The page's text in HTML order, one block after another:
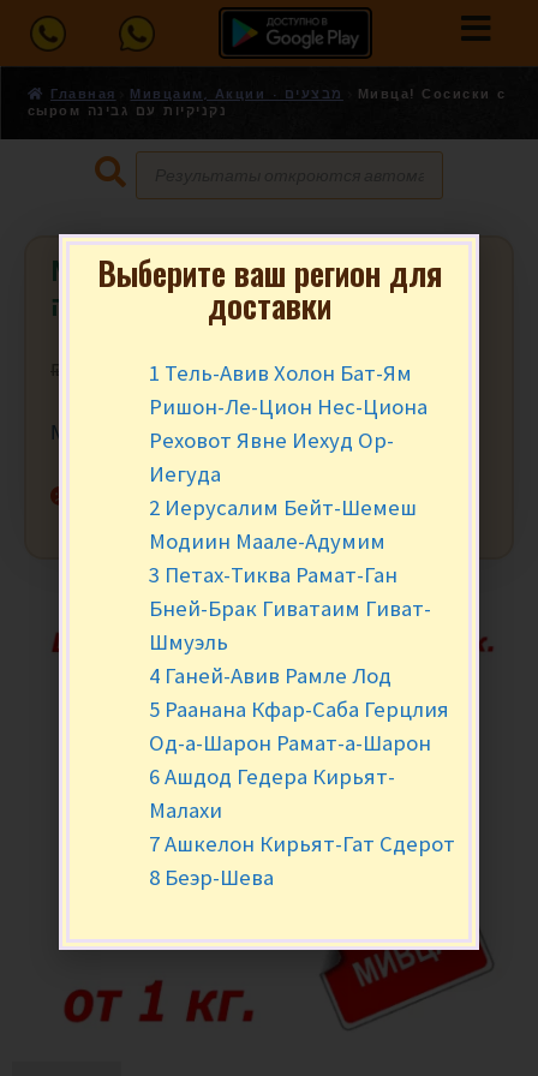
Главная Мивцаим, Акции - מבצעים
Мивца! Сосиски с
сыром נקניקיות עם גבינה
Мивца! Сосиски с сыром נקניקיות
עם גבינה
₪ ₪4.59 за 100 гр.
Мивца от 1000 гр. (10)
Нет в наличии
Выберите ваш регион для
доставки
1 Тель-Авив Холон Бат-Ям
Ришон-Ле-Цион Нес-Циона
Реховот Явне Иехуд Ор-
Иегуда
2 Иерусалим Бейт-Шемеш
Модиин Маале-Адумим
3 Петах-Тиква Рамат-Ган
Бней-Брак Гиватаим Гиват-
Шмуэль
4 Ганей-Авив Рамле Лод
5 Раанана Кфар-Саба Герцлия
Од-а-Шарон Рамат-а-Шарон
6 Ашдод Гедера Кирьят-
Малахи
7 Ашкелон Кирьят-Гат Сдерот
8 Беэр-Шева